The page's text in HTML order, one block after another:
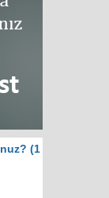
(1